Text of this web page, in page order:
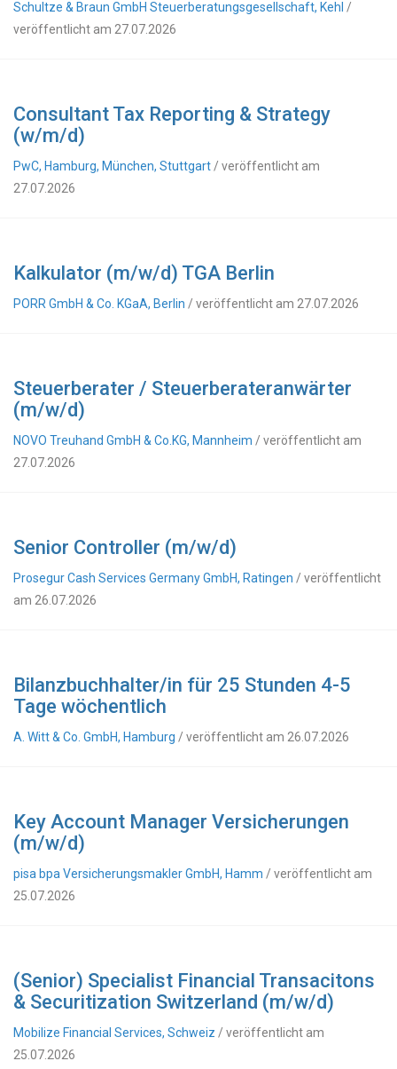
Schultze & Braun GmbH Steuerberatungsgesellschaft, Kehl /
veröffentlicht am 27.07.2026
Consultant Tax Reporting & Strategy
(w/m/d)
PwC, Hamburg, München, Stuttgart / veröffentlicht am
27.07.2026
Kalkulator (m/w/d) TGA Berlin
PORR GmbH & Co. KGaA, Berlin / veröffentlicht am 27.07.2026
Steuerberater / Steuerberateranwärter
(m/w/d)
NOVO Treuhand GmbH & Co.KG, Mannheim / veröffentlicht am
27.07.2026
Senior Controller (m/w/d)
Prosegur Cash Services Germany GmbH, Ratingen / veröffentlicht
am 26.07.2026
Bilanzbuchhalter/in für 25 Stunden 4-5
Tage wöchentlich
A. Witt & Co. GmbH, Hamburg / veröffentlicht am 26.07.2026
Key Account Manager Versicherungen
(m/w/d)
pisa bpa Versicherungsmakler GmbH, Hamm / veröffentlicht am
25.07.2026
(Senior) Specialist Financial Transacitons
& Securitization Switzerland (m/w/d)
Mobilize Financial Services, Schweiz / veröffentlicht am
25.07.2026